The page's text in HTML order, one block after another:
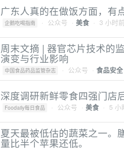
广东人真的在做饭方面，有
企鹅吃喝指南 · 公众号 · 美食 · 3 小时
周末文摘 | 器官芯片技术的
演变与行业影响
中国食品药品监管杂志 · 公众号 · 食品安全
深度调研新鲜零食四强门店
Foodaily每日食品 · 公众号 · 美食 · 5
夏天最被低估的蔬菜之一。
量比半个苹果还低。